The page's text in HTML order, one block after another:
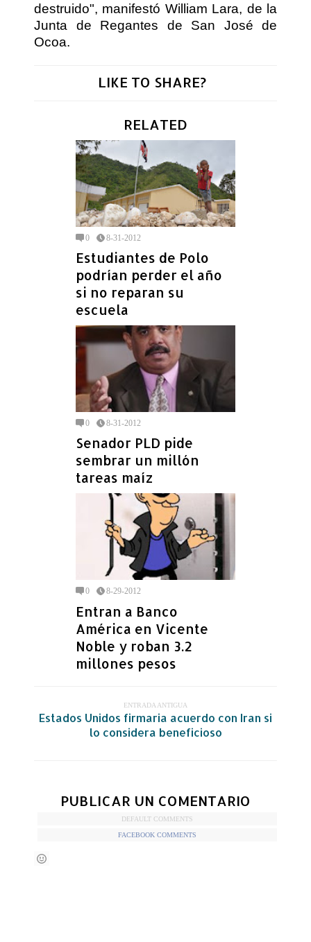
destruido", manifestó William Lara, de la
Junta de Regantes de San José de
Ocoa.
LIKE TO SHARE?
RELATED
0 8-31-2012
Estudiantes de Polo
podrían perder el año
si no reparan su
escuela
0 8-31-2012
Senador PLD pide
sembrar un millón
tareas maíz
0 8-29-2012
Entran a Banco
América en Vicente
Noble y roban 3.2
millones pesos
ENTRADA ANTIGUA
Estados Unidos firmaria acuerdo con Iran si
lo considera beneficioso
PUBLICAR UN COMENTARIO
DEFAULT COMMENTS
FACEBOOK COMMENTS